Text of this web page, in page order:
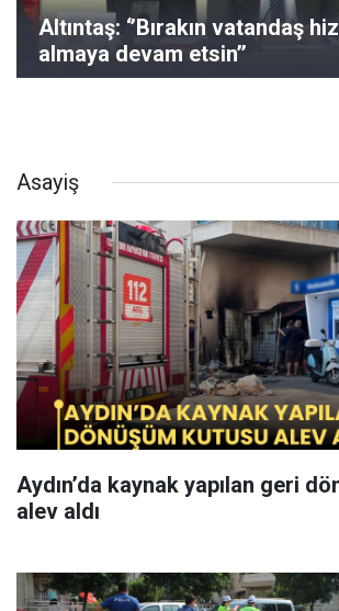
Altıntaş: ‘’Bırakın vatandaş
almaya devam etsin’’
Asayiş
Aydın’da kaynak yapılan geri
alev aldı